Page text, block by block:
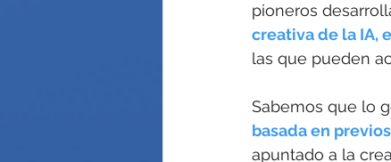
pioneros
creativa de la IA,
las que pueden
Sabemos que lo
basada en
apuntado a la